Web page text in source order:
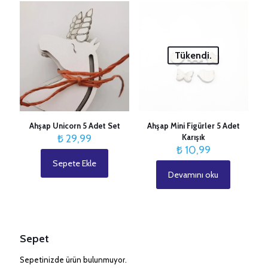
posta*
Ahşap Unicorn 5 Adet Set
₺29,99
Sepete Ekle
Tükendi.
Ahşap Mini Figürler 5 Adet
Karışık
₺10,99
Devamını oku
Sepet
Sepetinizde ürün bulunmuyor.